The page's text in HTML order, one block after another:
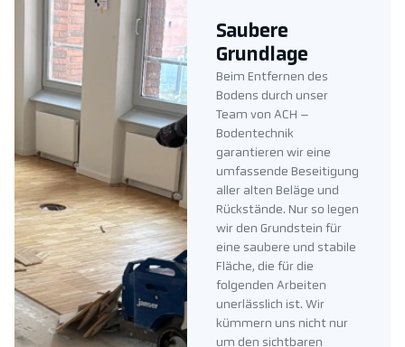
Saubere
Grundlage
Beim Entfernen des
Bodens durch unser
Team von ACH –
Bodentechnik
garantieren wir eine
umfassende Beseitigung
aller alten Beläge und
Rückstände. Nur so legen
wir den Grundstein für
eine saubere und stabile
Fläche, die für die
folgenden Arbeiten
unerlässlich ist. Wir
kümmern uns nicht nur
um den sichtbaren